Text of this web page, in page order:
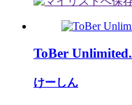
ToBer Unlimited.
けーしん